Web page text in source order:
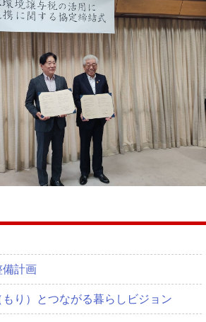
備計画
り）とつながる暮らしビジョン